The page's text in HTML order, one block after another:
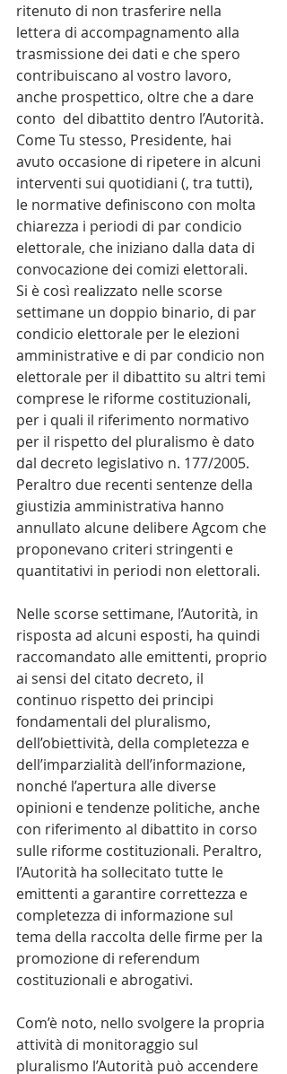
ritenuto di non trasferire nella
lettera di accompagnamento alla
trasmissione dei dati e che spero
contribuiscano al vostro lavoro,
anche prospettico, oltre che a dare
conto  del dibattito dentro l’Autorità.
Come Tu stesso, Presidente, hai
avuto occasione di ripetere in alcuni
interventi sui quotidiani (, tra tutti),
le normative definiscono con molta
chiarezza i periodi di par condicio
elettorale, che iniziano dalla data di
convocazione dei comizi elettorali.
Si è così realizzato nelle scorse
settimane un doppio binario, di par
condicio elettorale per le elezioni
amministrative e di par condicio non
elettorale per il dibattito su altri temi
comprese le riforme costituzionali,
per i quali il riferimento normativo
per il rispetto del pluralismo è dato
dal decreto legislativo n. 177/2005.
Peraltro due recenti sentenze della
giustizia amministrativa hanno
annullato alcune delibere Agcom che
proponevano criteri stringenti e
quantitativi in periodi non elettorali.
Nelle scorse settimane, l’Autorità, in
risposta ad alcuni esposti, ha quindi
raccomandato alle emittenti, proprio
ai sensi del citato decreto, il
continuo rispetto dei principi
fondamentali del pluralismo,
dell’obiettività, della completezza e
dell’imparzialità dell’informazione,
nonché l’apertura alle diverse
opinioni e tendenze politiche, anche
con riferimento al dibattito in corso
sulle riforme costituzionali. Peraltro,
l’Autorità ha sollecitato tutte le
emittenti a garantire correttezza e
completezza di informazione sul
tema della raccolta delle firme per la
promozione di referendum
costituzionali e abrogativi.
Com’è noto, nello svolgere la propria
attività di monitoraggio sul
pluralismo l’Autorità può accendere